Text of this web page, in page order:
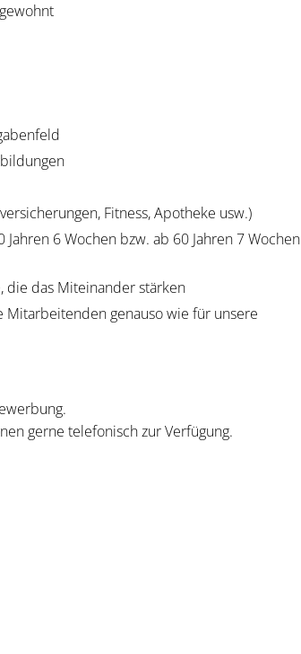
Fitness, Apotheke usw.)
6 Wochen bzw. ab 60 Jahren 7 Wochen
die das Miteinander stärken
Mitarbeitenden genauso wie für unsere
gerne telefonisch zur Verfügung.